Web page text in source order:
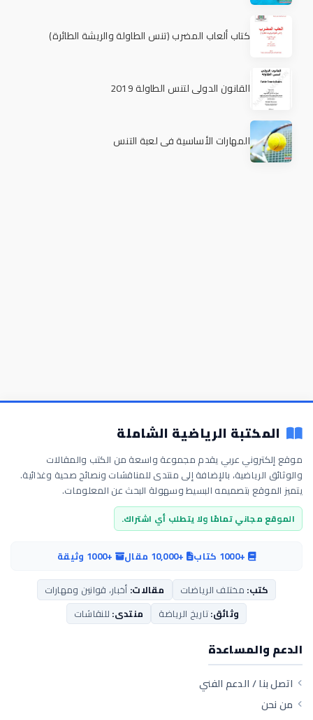
كتاب ألعاب المضرب (تنس الطاولة والريشة الطائرة)
القانون الدولي لتنس الطاولة 2019
المهارات الأساسية في لعبة التنس
المكتبة الرياضية الشاملة
موقع إلكتروني عربي يقدم مجموعة واسعة من الكتب والمقالات
والوثائق الرياضية، بالإضافة إلى منتدى للمناقشات ونصائح صحية وغذائية.
يتميز الموقع بتصميمه البسيط وسهولة البحث عن المعلومات.
الموقع مجاني تمامًا ولا يتطلب أي اشتراك.
+1000 كتاب +10,000 مقال
+1000 وثيقة
كتب: مختلف الرياضات مقالات: أخبار، قوانين ومهارات
وثائق:تاريخ الرياضة منتدى: للنقاشات
الدعم والمساعدة
اتصل بنا / الدعم الفني
من نحن